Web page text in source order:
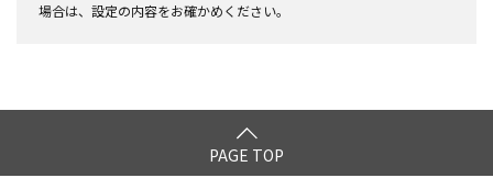
場合は、設定の内容をお確かめください。
PAGE TOP